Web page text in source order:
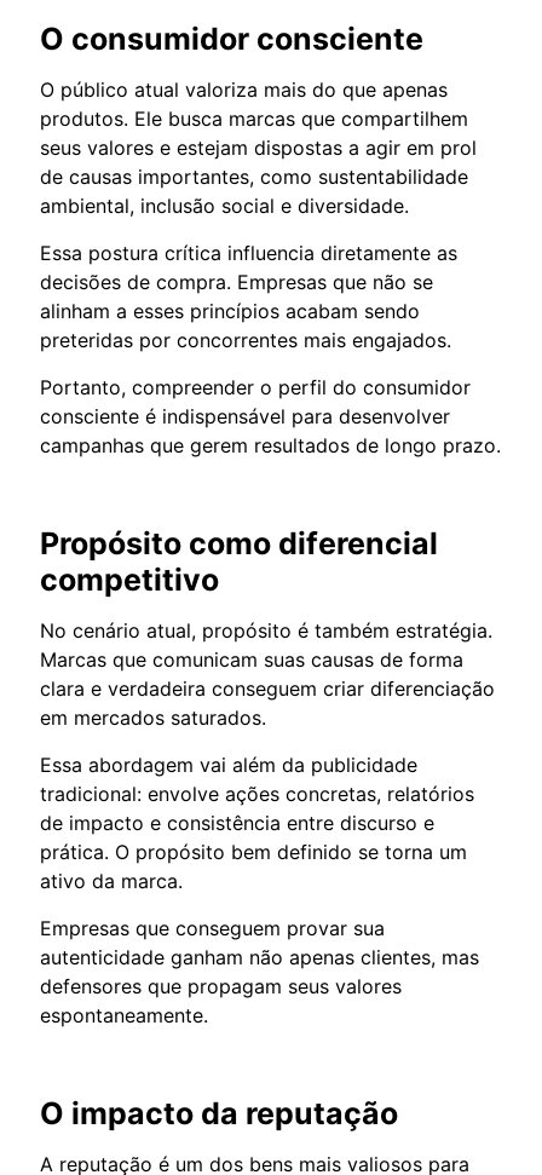
O consumidor consciente
O público atual valoriza mais do que apenas
produtos. Ele busca marcas que compartilhem
seus valores e estejam dispostas a agir em prol
de causas importantes, como sustentabilidade
ambiental, inclusão social e diversidade.
Essa postura crítica influencia diretamente as
decisões de compra. Empresas que não se
alinham a esses princípios acabam sendo
preteridas por concorrentes mais engajados.
Portanto, compreender o perfil do consumidor
consciente é indispensável para desenvolver
campanhas que gerem resultados de longo prazo.
Propósito como diferencial
competitivo
No cenário atual, propósito é também estratégia.
Marcas que comunicam suas causas de forma
clara e verdadeira conseguem criar diferenciação
em mercados saturados.
Essa abordagem vai além da publicidade
tradicional: envolve ações concretas, relatórios
de impacto e consistência entre discurso e
prática. O propósito bem definido se torna um
ativo da marca.
Empresas que conseguem provar sua
autenticidade ganham não apenas clientes, mas
defensores que propagam seus valores
espontaneamente.
O impacto da reputação
A reputação é um dos bens mais valiosos para